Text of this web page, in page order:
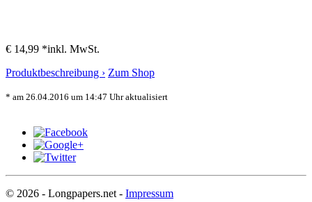
€ 14,99 *inkl. MwSt.
Produktbeschreibung › Zum Shop
* am 26.04.2016 um 14:47 Uhr aktualisiert
© 2026 - Longpapers.net - Impressum